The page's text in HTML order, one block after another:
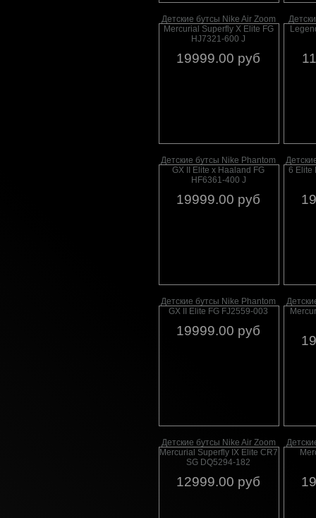
Детские бутсы Nike Air Zoom
Mercurial Superfly X Elite FG
HJ7321-600 J
19999.00 руб
Детские бутсы Nike Phantom
GX II Elite x Haaland FG
HF6361-400 J
19999.00 руб
6 Elite
Детские бутсы Nike Phantom
GX II Elite FG FJ2559-003
19999.00 руб
Детские бутсы Nike Air Zoom
Mercurial Superfly IX Elite CR7
SG DQ5294-182
12999.00 руб